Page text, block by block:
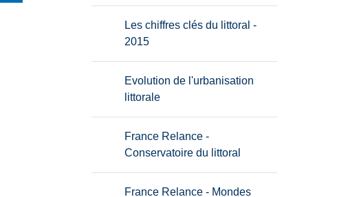
Les chiffres clés du littoral -
2015
Evolution de l'urbanisation
littorale
France Relance -
Conservatoire du littoral
France Relance - Mondes